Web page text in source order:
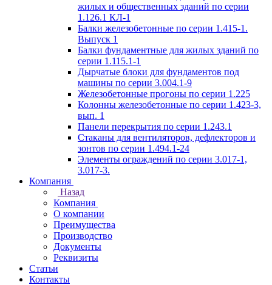
жилых и общественных зданий по серии
1.126.1 КЛ-1
Балки железобетонные по серии 1.415-1.
Выпуск 1
Балки фундаментные для жилых зданий по
серии 1.115.1-1
Дырчатые блоки для фундаментов под
машины по серии 3.004.1-9
Железобетонные прогоны по серии 1.225
Колонны железобетонные по серии 1.423-3,
вып. 1
Панели перекрытия по серии 1.243.1
Стаканы для вентиляторов, дефлекторов и
зонтов по серии 1.494.1-24
Элементы ограждений по серии 3.017-1,
3.017-3.
Компания
Назад
Компания
О компании
Преимущества
Производство
Документы
Реквизиты
Статьи
Контакты